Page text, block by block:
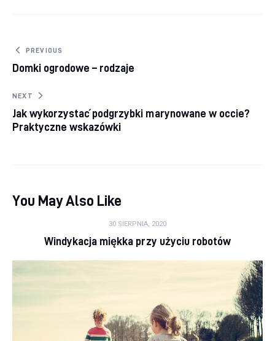
Nawigacja wpisu
PREVIOUS
Domki ogrodowe – rodzaje
NEXT
Jak wykorzystać podgrzybki marynowane w occie?
Praktyczne wskazówki
You May Also Like
30 SIERPNIA, 2020
Windykacja miękka przy użyciu robotów